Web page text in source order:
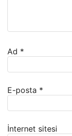
Ad *
E-posta *
İnternet sitesi